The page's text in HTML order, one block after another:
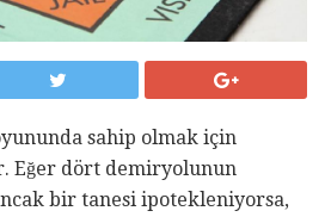
sahip olmak için
Eğer dört demiryolunun
bir tanesi ipotekleniyorsa,